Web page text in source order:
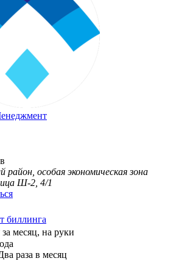
район, особая экономическая зона
Ш-2, 4/1
биллинга
за месяц, на руки
раза в месяц